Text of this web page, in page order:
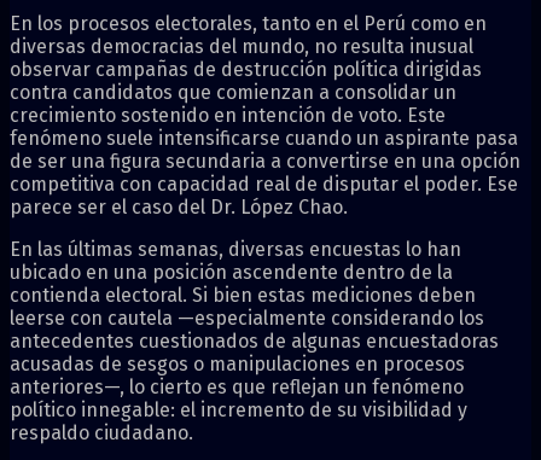
En los procesos electorales, tanto en el Perú como en
diversas democracias del mundo, no resulta inusual
observar campañas de destrucción política dirigidas
contra candidatos que comienzan a consolidar un
crecimiento sostenido en intención de voto. Este
fenómeno suele intensificarse cuando un aspirante pasa
de ser una figura secundaria a convertirse en una opción
competitiva con capacidad real de disputar el poder. Ese
parece ser el caso del Dr. López Chao.
En las últimas semanas, diversas encuestas lo han
ubicado en una posición ascendente dentro de la
contienda electoral. Si bien estas mediciones deben
leerse con cautela —especialmente considerando los
antecedentes cuestionados de algunas encuestadoras
acusadas de sesgos o manipulaciones en procesos
anteriores—, lo cierto es que reflejan un fenómeno
político innegable: el incremento de su visibilidad y
respaldo ciudadano.